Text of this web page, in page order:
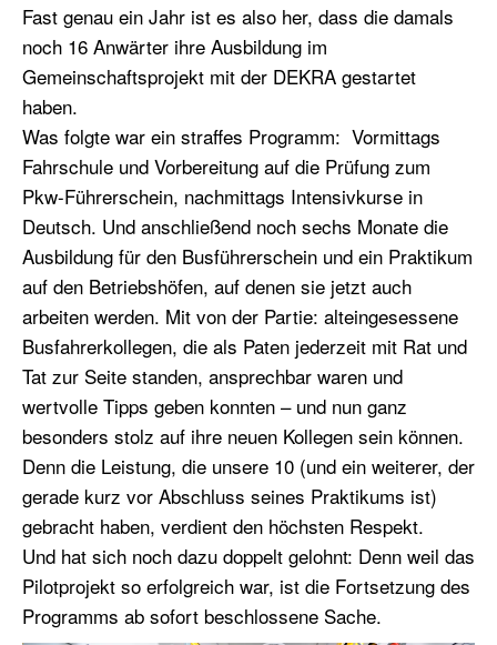
Fast genau ein Jahr ist es also her, dass die damals
noch 16 Anwärter ihre Ausbildung im
Gemeinschaftsprojekt mit der DEKRA gestartet
haben.
Was folgte war ein straffes Programm: Vormittags
Fahrschule und Vorbereitung auf die Prüfung zum
Pkw-Führerschein, nachmittags Intensivkurse in
Deutsch. Und anschließend noch sechs Monate die
Ausbildung für den Busführerschein und ein Praktikum
auf den Betriebshöfen, auf denen sie jetzt auch
arbeiten werden. Mit von der Partie: alteingesessene
Busfahrerkollegen, die als Paten jederzeit mit Rat und
Tat zur Seite standen, ansprechbar waren und
wertvolle Tipps geben konnten – und nun ganz
besonders stolz auf ihre neuen Kollegen sein können.
Denn die Leistung, die unsere 10 (und ein weiterer, der
gerade kurz vor Abschluss seines Praktikums ist)
gebracht haben, verdient den höchsten Respekt.
Und hat sich noch dazu doppelt gelohnt: Denn weil das
Pilotprojekt so erfolgreich war, ist die Fortsetzung des
Programms ab sofort beschlossene Sache.